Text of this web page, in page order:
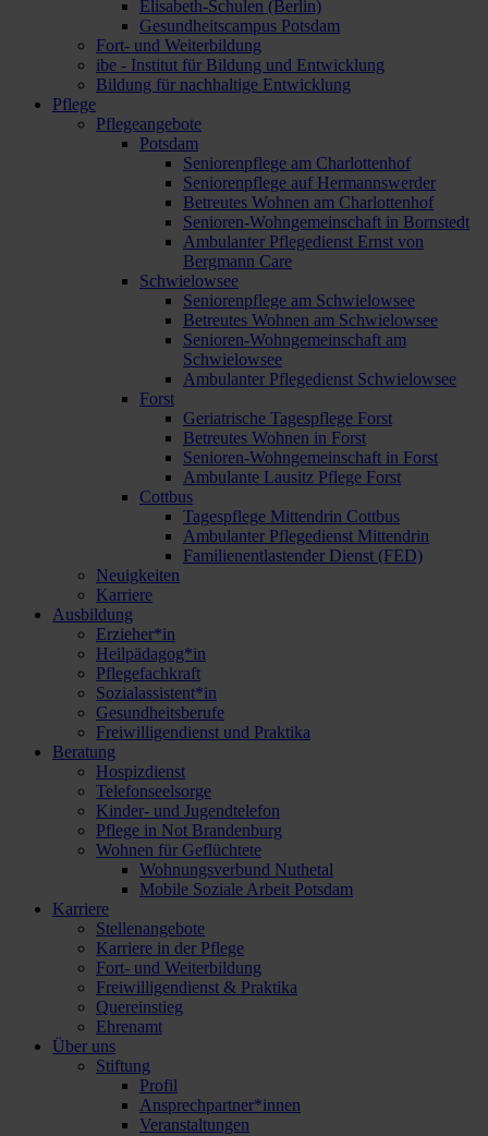
Elisabeth-Schulen (Berlin)
Gesundheitscampus Potsdam
Fort- und Weiterbildung
ibe - Institut für Bildung und Entwicklung
Bildung für nachhaltige Entwicklung
Pflege
Pflegeangebote
Potsdam
Seniorenpflege am Charlottenhof
Seniorenpflege auf Hermannswerder
Betreutes Wohnen am Charlottenhof
Senioren-Wohngemeinschaft in Bornstedt
Ambulanter Pflegedienst Ernst von
Bergmann Care
Schwielowsee
Seniorenpflege am Schwielowsee
Betreutes Wohnen am Schwielowsee
Senioren-Wohngemeinschaft am
Schwielowsee
Ambulanter Pflegedienst Schwielowsee
Forst
Geriatrische Tagespflege Forst
Betreutes Wohnen in Forst
Senioren-Wohngemeinschaft in Forst
Ambulante Lausitz Pflege Forst
Cottbus
Tagespflege Mittendrin Cottbus
Ambulanter Pflegedienst Mittendrin
Familienentlastender Dienst (FED)
Neuigkeiten
Karriere
Ausbildung
Erzieher*in
Heilpädagog*in
Pflegefachkraft
Sozialassistent*in
Gesundheitsberufe
Freiwilligendienst und Praktika
Beratung
Hospizdienst
Telefonseelsorge
Kinder- und Jugendtelefon
Pflege in Not Brandenburg
Wohnen für Geflüchtete
Wohnungsverbund Nuthetal
Mobile Soziale Arbeit Potsdam
Karriere
Stellenangebote
Karriere in der Pflege
Fort- und Weiterbildung
Freiwilligendienst & Praktika
Quereinstieg
Ehrenamt
Über uns
Stiftung
Profil
Ansprechpartner*innen
Veranstaltungen